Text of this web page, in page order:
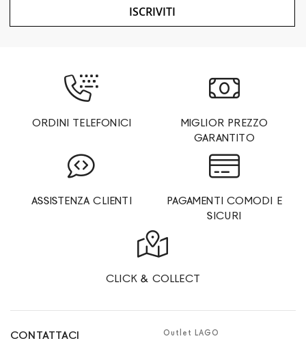
ISCRIVITI
ORDINI TELEFONICI
MIGLIOR PREZZO
GARANTITO
ASSISTENZA CLIENTI
PAGAMENTI COMODI E
SICURI
CLICK & COLLECT
CONTATTACI Outlet LAGO